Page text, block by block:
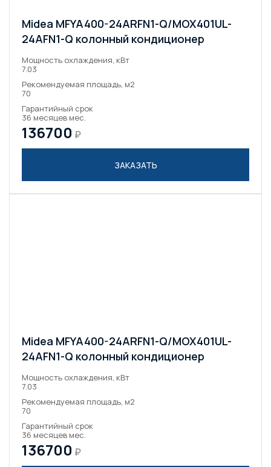
Midea MFYA400-24ARFN1-Q/MOX401UL-
24AFN1-Q колонный кондиционер
Мощность охлаждения, кВт
7.03
Рекомендуемая площадь, м2
70
Гарантийный срок
36 месяцев мес.
136700 ₽
Midea MFYA400-24ARFN1-Q/MOX401UL-
24AFN1-Q колонный кондиционер
Мощность охлаждения, кВт
7.03
Рекомендуемая площадь, м2
70
Гарантийный срок
36 месяцев мес.
136700 ₽
ЗАКАЗАТЬ